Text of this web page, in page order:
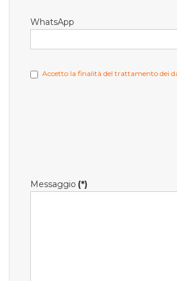
WhatsApp
Accetto la finalità del trattamento dei
Messaggio (*)